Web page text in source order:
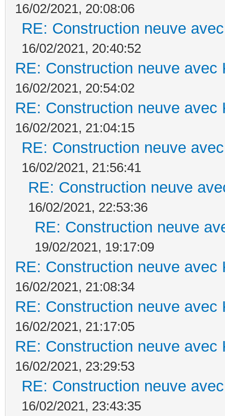
16/02/2021, 20:08:06
RE: Construction neuve
16/02/2021, 20:40:52
RE: Construction neuve avec
16/02/2021, 20:54:02
RE: Construction neuve avec
16/02/2021, 21:04:15
RE: Construction neuve
16/02/2021, 21:56:41
RE: Construction neuve
16/02/2021, 22:53:36
RE: Construction neuve
19/02/2021, 19:17:09
RE: Construction neuve avec
16/02/2021, 21:08:34
RE: Construction neuve avec
16/02/2021, 21:17:05
RE: Construction neuve avec
16/02/2021, 23:29:53
RE: Construction neuve
16/02/2021, 23:43:35